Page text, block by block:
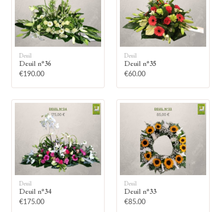
Allumez une bougie
Montrez votre soutien à la famille en
allumant symboliquement une bougie.
Deuil
Deuil n°36
€190.00
Deuil
Deuil n°35
€60.00
Deuil
Deuil n°34
€175.00
Deuil
Deuil n°33
€85.00